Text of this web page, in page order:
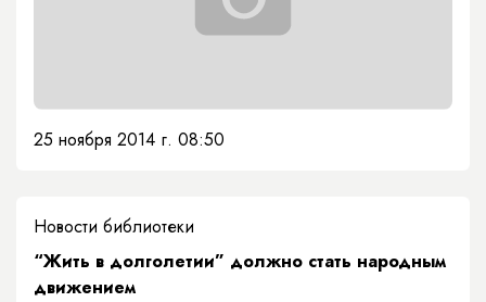
25 ноября 2014 г. 08:50
Новости библиотеки
“Жить в долголетии” должно стать народным
движением